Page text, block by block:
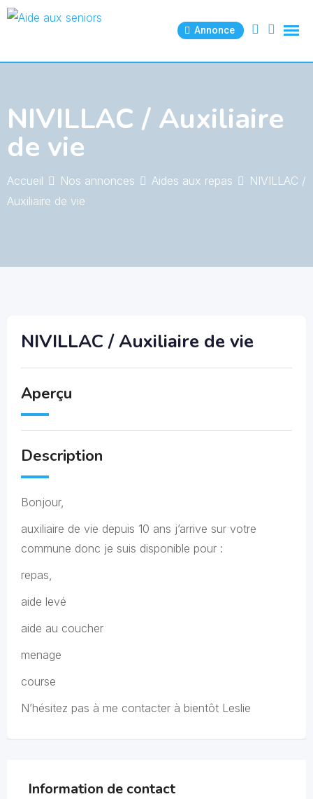
Skip
Annonce
NIVILLAC / Auxiliaire
de vie
Accueil Nos annonces Aides aux repas
NIVILLAC /
Auxiliaire de vie
NIVILLAC / Auxiliaire de vie
Aperçu
Description
Bonjour,
auxiliaire de vie depuis 10 ans j’arrive sur votre
commune donc je suis disponible pour :
repas,
aide levé
aide au coucher
menage
course
N’hésitez pas à me contacter à bientôt Leslie
Information de contact